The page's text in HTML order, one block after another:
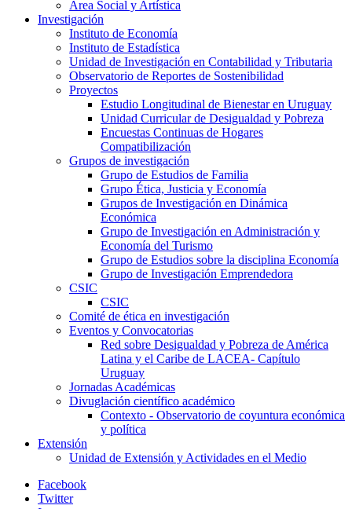
Área Social y Artística
Investigación
Instituto de Economía
Instituto de Estadística
Unidad de Investigación en Contabilidad y Tributaria
Observatorio de Reportes de Sostenibilidad
Proyectos
Estudio Longitudinal de Bienestar en Uruguay
Unidad Curricular de Desigualdad y Pobreza
Encuestas Continuas de Hogares
Compatibilización
Grupos de investigación
Grupo de Estudios de Familia
Grupo Ética, Justicia y Economía
Grupos de Investigación en Dinámica
Económica
Grupo de Investigación en Administración y
Economía del Turismo
Grupo de Estudios sobre la disciplina Economía
Grupo de Investigación Emprendedora
CSIC
CSIC
Comité de ética en investigación
Eventos y Convocatorias
Red sobre Desigualdad y Pobreza de América
Latina y el Caribe de LACEA- Capítulo
Uruguay
Jornadas Académicas
Divuglación científico académico
Contexto - Observatorio de coyuntura económica
y política
Extensión
Unidad de Extensión y Actividades en el Medio
Facebook
Twitter